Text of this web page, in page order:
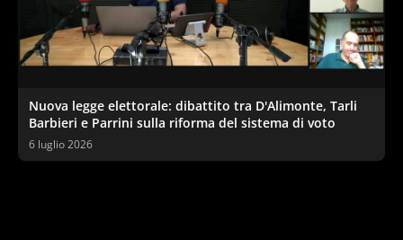
Nuova legge elettorale: dibattito tra D'Alimonte, Tarli
Barbieri e Parrini sulla riforma del sistema di voto
6 luglio 2026